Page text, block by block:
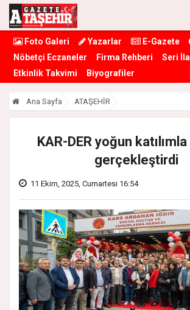
Foto Galeri Yazarlar E-Gazete
Nöbetçi Eczaneler
Firma Rehberi
Seri
Etkinlik Takvimi
Biyografiler
Ana Sayfa ATAŞEHİR
KAR-DER yoğun katılımla
gerçekleştirdi
11 Ekim, 2025, Cumartesi 16:54